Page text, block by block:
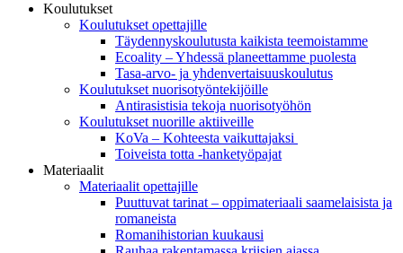
Koulutukset
Koulutukset opettajille
Täydennys­koulutusta kaikista teemois­tamme
Ecoality – Yhdessä planeettamme puolesta
Tasa-arvo- ja yhdenvertaisuuskoulutus
Koulutukset nuorisotyöntekijöille
Antirasistisia tekoja nuorisotyöhön
Koulutukset nuorille aktiiveille
KoVa – Kohteesta vaikuttajaksi
Toiveista totta -hanketyöpajat
Materiaalit
Materiaalit opettajille
Puuttuvat tarinat – oppi­materiaali saamelaisista ja
romaneista
Romanihistorian kuukausi